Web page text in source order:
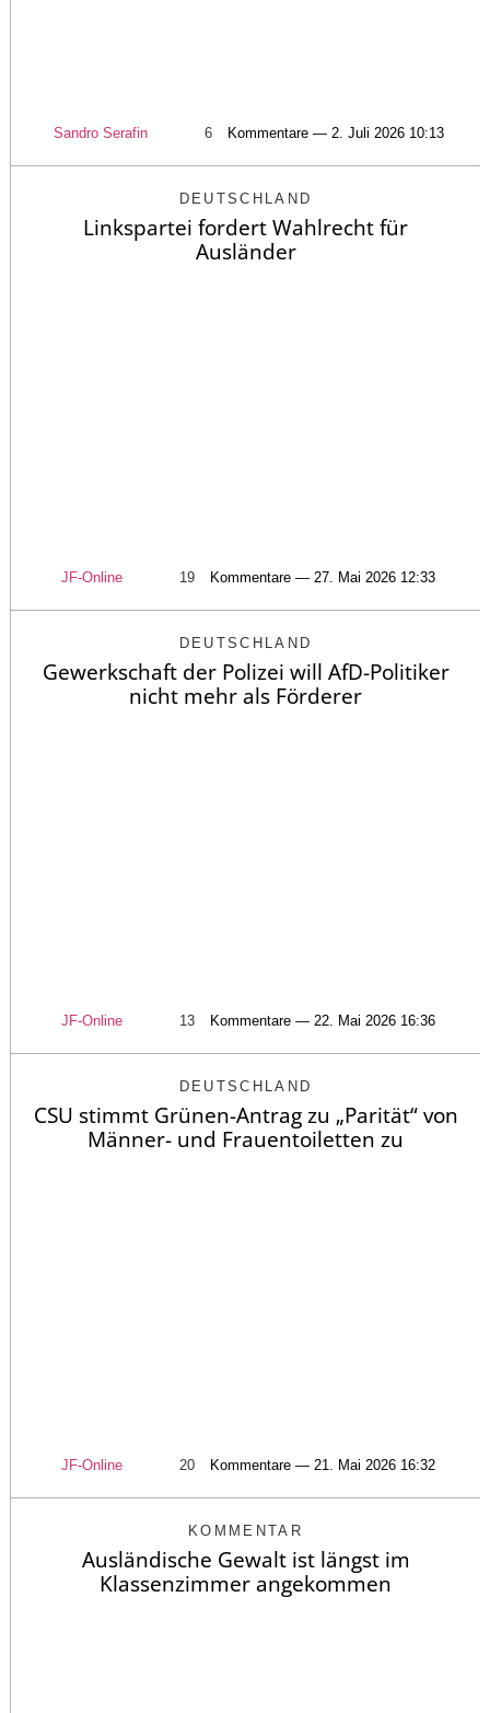
Sandro Serafin 6 Kommentare — 2. Juli 2026 10:13
DEUTSCHLAND
Linkspartei fordert Wahlrecht für
Ausländer
JF-Online 19 Kommentare — 27. Mai 2026 12:33
DEUTSCHLAND
Gewerkschaft der Polizei will AfD-Politiker
nicht mehr als Förderer
JF-Online 13 Kommentare — 22. Mai 2026 16:36
DEUTSCHLAND
CSU stimmt Grünen-Antrag zu „Parität“ von
Männer- und Frauentoiletten zu
JF-Online 20 Kommentare — 21. Mai 2026 16:32
KOMMENTAR
Ausländische Gewalt ist längst im
Klassenzimmer angekommen